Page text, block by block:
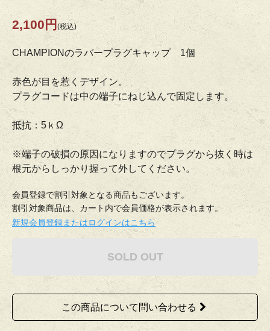
2,100円 (税込)
CHAMPIONのラバープラグキャップ 1個
赤色が目を惹くデザイン。
プラグコードは中の端子にねじ込んで固定します。
抵抗：5ｋΩ
※端子の破損の原因になりますのでプラグから抜く時は
根元からしっかり握って外してください。
会員登録で割引対象となる商品もございます。
割引対象商品は、カート内で会員価格が表示されます。
新規会員登録またはログインはこちら
SOLD OUT
この商品について問い合わせる